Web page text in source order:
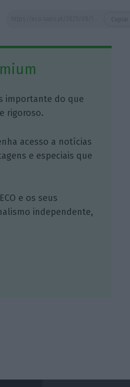
importante do que
rigoroso.
acesso a notícias
e especiais que
e os seus
independente,